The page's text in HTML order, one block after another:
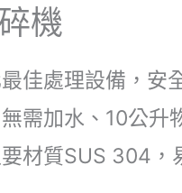
機
佳處理設備，安
需加水、10公升
材質SUS 304，